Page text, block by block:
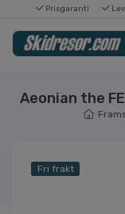
Prisgaranti
Aeonian the
Fri frakt